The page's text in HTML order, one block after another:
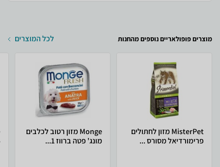
מוצרים פופולאריים נוספים מהחנות לכל המוצרים
MisterPet מזון לחתולים
פרימורדיאל מסורס ...
Monge מזון רטוב לכלבים
מונג' פטה ברווז 1...